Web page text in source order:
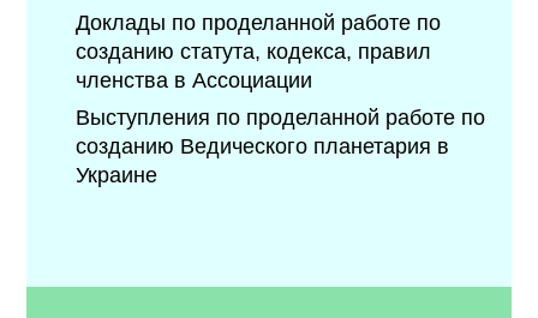
Доклады по проделанной работе по
созданию статута, кодекса, правил
членства в Асcоциации
Выступления по проделанной работе по
созданию Ведического планетария в
Украине